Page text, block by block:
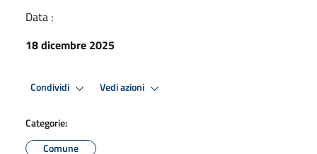
Data :
18 dicembre 2025
Condividi Vedi azioni
Categorie:
Comune